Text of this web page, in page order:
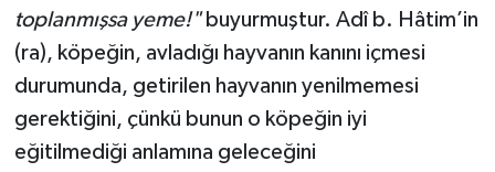
toplanmışsa yeme!"buyurmuştur. Adî b. Hâtim’in
(ra), köpeğin, avladığı hayvanın kanını içmesi
durumunda, getirilen hayvanın yenilmemesi
gerektiğini, çünkü bunun o köpeğin iyi
eğitilmediği anlamına geleceğini